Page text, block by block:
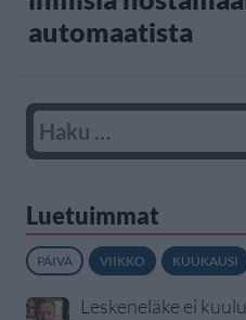
automaatista
Luetuimmat
PÄIVÄ VIIKKO KUUKAUSI
Leskeneläke ei